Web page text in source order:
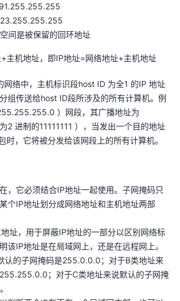
间是被保留的回环地址
主机地址，即IP地址=网络地址+主机地址
网络中，主机标识段host ID 为全1 的IP 地址
组传送给host ID段所涉及的所有计算机。例
）网段，其广播地址为
2 进制的11111111 ），当发出一个目的地址
时，它将被分发给该网段上的所有计算机。
，它必须结合IP地址一起使用。子网掩码只
个IP地址划分成网络地址和主机地址两部
址，用于屏蔽IP地址的一部分以区别网络标
该IP地址是在局域网上，还是在远程网上。
认的子网掩码是255.0.0.0；对于B类地址来
；对于C类地址来说默认的子网掩